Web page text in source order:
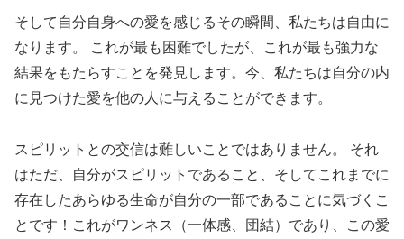
そして自分自身への愛を感じるその瞬間、私たちは自由に
なります。 これが最も困難でしたが、これが最も強力な
結果をもたらすことを発見します。今、私たちは自分の内
に見つけた愛を他の人に与えることができます。
スピリットとの交信は難しいことではありません。 それ
はただ、自分がスピリットであること、そしてこれまでに
存在したあらゆる生命が自分の一部であることに気づくこ
とです！これがワンネス（一体感、団結）であり、この愛